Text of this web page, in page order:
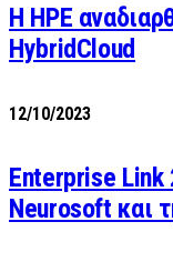
H HPE
HybridCloud
12/10/2023
Enterprise Link
Neurosoft και